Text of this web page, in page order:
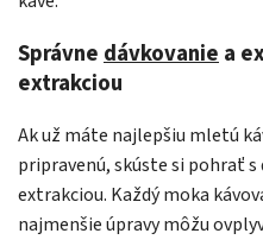
Správne dávkovanie a
extrakciou
Ak už máte najlepšiu mletú
pripravenú, skúste si pohrať
extrakciou. Každý moka
najmenšie úpravy môžu